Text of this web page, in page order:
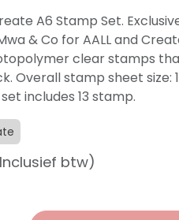
A6 Stamp Set.
& Co for AALL and
clear stamps
Overall stamp sheet size:
includes 13 stamp.
btw)